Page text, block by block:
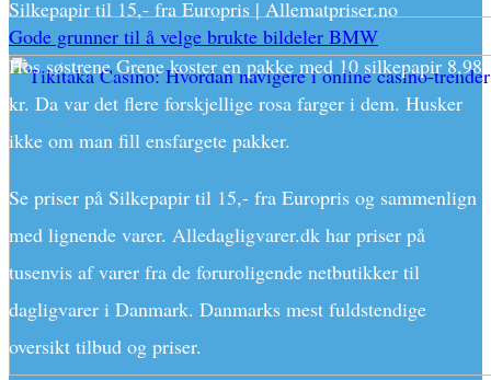
Gode grunner til å velge brukte bildeler BMW
Silkepapir til 15,- fra Europris | Allematpriser.no
Hos søstrene Grene koster en pakke med 10 silkepapir 8,98
kr. Da var det flere forskjellige rosa farger i dem. Husker
ikke om man fill ensfargete pakker.
Se priser på Silkepapir til 15,- fra Europris og sammenlign
med lignende varer. Alledagligvarer.dk har priser på
tusenvis af varer fra de foruroligende netbutikker til
dagligvarer i Danmark. Danmarks mest fuldstendige
oversikt tilbud og priser.